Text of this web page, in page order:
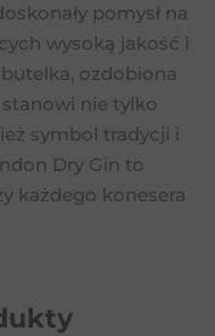
pomysł na
wysoką jakość i
ozdobiona
nie tylko
symbol tradycji i
Dry Gin to
każdego konesera